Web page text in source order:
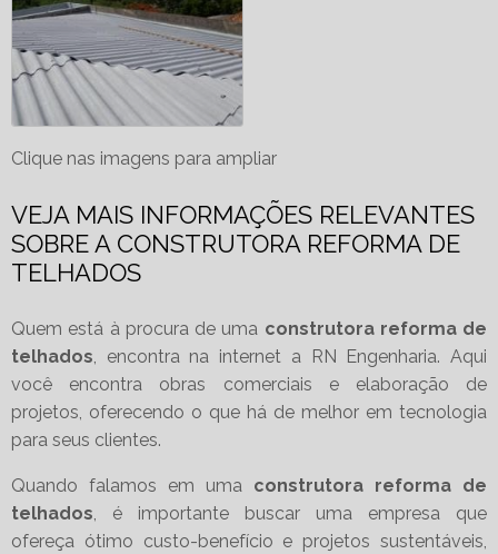
Clique nas imagens para ampliar
VEJA MAIS INFORMAÇÕES RELEVANTES
SOBRE A CONSTRUTORA REFORMA DE
TELHADOS
Quem está à procura de uma construtora reforma de
telhados, encontra na internet a RN Engenharia. Aqui
você encontra obras comerciais e elaboração de
projetos, oferecendo o que há de melhor em tecnologia
para seus clientes.
Quando falamos em uma construtora reforma de
telhados, é importante buscar uma empresa que
ofereça ótimo custo-benefício e projetos sustentáveis,